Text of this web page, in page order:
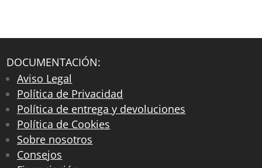
DOCUMENTACIÓN:
Aviso Legal
Política de Privacidad
Política de entrega y devoluciones
Política de Cookies
Sobre nosotros
Consejos